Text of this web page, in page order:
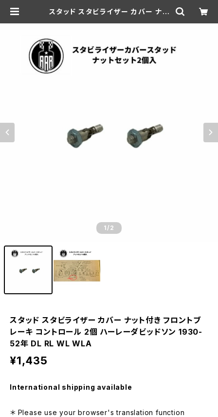
スタッド スタビライザー カバー ナッ
1/2
スタッド スタビライザー カバー ナット付き フロントブ
レーキ コントロール 2個 ハーレーダビッドソン 1930-
52年 DL RL WL WLA
¥1,435
International shipping available
＊ Please use your browser's translation function